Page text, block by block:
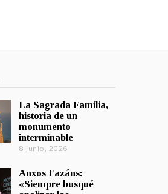
La Sagrada Familia,
historia de un
monumento
interminable
8 junio, 2026
Anxos Fazáns:
«Siempre busqué